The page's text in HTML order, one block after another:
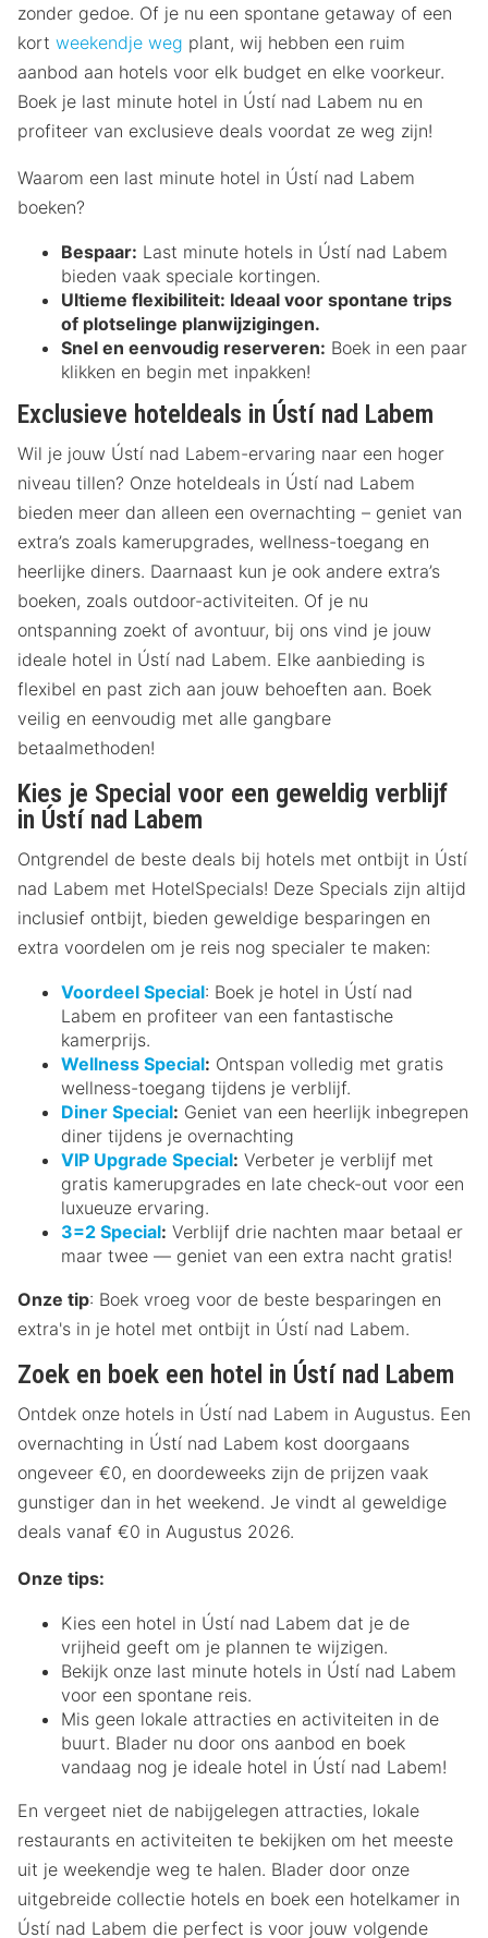
zonder gedoe. Of je nu een spontane getaway of een
kort weekendje weg plant, wij hebben een ruim
aanbod aan hotels voor elk budget en elke voorkeur.
Boek je last minute hotel in Ústí nad Labem nu en
profiteer van exclusieve deals voordat ze weg zijn!
Waarom een last minute hotel in Ústí nad Labem
boeken?
Bespaar: Last minute hotels in Ústí nad Labem
bieden vaak speciale kortingen.
Ultieme flexibiliteit: Ideaal voor spontane trips
of plotselinge planwijzigingen.
Snel en eenvoudig reserveren: Boek in een paar
klikken en begin met inpakken!
Exclusieve hoteldeals in Ústí nad Labem
Wil je jouw Ústí nad Labem-ervaring naar een hoger
niveau tillen? Onze hoteldeals in Ústí nad Labem
bieden meer dan alleen een overnachting – geniet van
extra’s zoals kamerupgrades, wellness-toegang en
heerlijke diners. Daarnaast kun je ook andere extra’s
boeken, zoals outdoor-activiteiten. Of je nu
ontspanning zoekt of avontuur, bij ons vind je jouw
ideale hotel in Ústí nad Labem. Elke aanbieding is
flexibel en past zich aan jouw behoeften aan. Boek
veilig en eenvoudig met alle gangbare
betaalmethoden!
Kies je Special voor een geweldig verblijf
in Ústí nad Labem
Ontgrendel de beste deals bij hotels met ontbijt in Ústí
nad Labem met HotelSpecials! Deze Specials zijn altijd
inclusief ontbijt, bieden geweldige besparingen en
extra voordelen om je reis nog specialer te maken:
Voordeel Special: Boek je hotel in Ústí nad
Labem en profiteer van een fantastische
kamerprijs.
Wellness Special: Ontspan volledig met gratis
wellness-toegang tijdens je verblijf.
Diner Special: Geniet van een heerlijk inbegrepen
diner tijdens je overnachting
VIP Upgrade Special: Verbeter je verblijf met
gratis kamerupgrades en late check-out voor een
luxueuze ervaring.
3=2 Special: Verblijf drie nachten maar betaal er
maar twee — geniet van een extra nacht gratis!
Onze tip: Boek vroeg voor de beste besparingen en
extra's in je hotel met ontbijt in Ústí nad Labem.
Zoek en boek een hotel in Ústí nad Labem
Ontdek onze hotels in Ústí nad Labem in Augustus. Een
overnachting in Ústí nad Labem kost doorgaans
ongeveer €0, en doordeweeks zijn de prijzen vaak
gunstiger dan in het weekend. Je vindt al geweldige
deals vanaf €0 in Augustus 2026.
Onze tips:
Kies een hotel in Ústí nad Labem dat je de
vrijheid geeft om je plannen te wijzigen.
Bekijk onze last minute hotels in Ústí nad Labem
voor een spontane reis.
Mis geen lokale attracties en activiteiten in de
buurt. Blader nu door ons aanbod en boek
vandaag nog je ideale hotel in Ústí nad Labem!
En vergeet niet de nabijgelegen attracties, lokale
restaurants en activiteiten te bekijken om het meeste
uit je weekendje weg te halen. Blader door onze
uitgebreide collectie hotels en boek een hotelkamer in
Ústí nad Labem die perfect is voor jouw volgende